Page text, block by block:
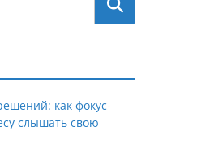
как фокус-
слышать свою